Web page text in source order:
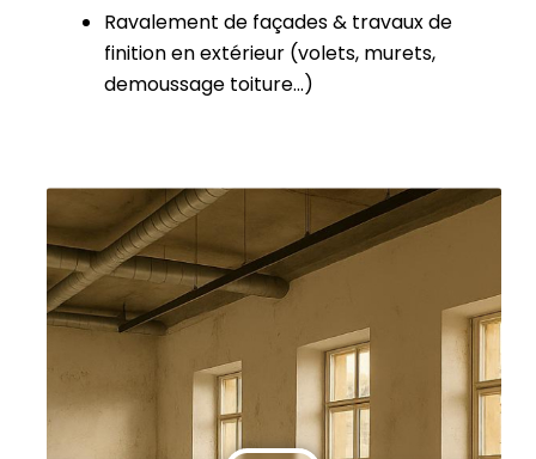
Ravalement de façades & travaux de
finition en extérieur (volets, murets,
demoussage toiture…)